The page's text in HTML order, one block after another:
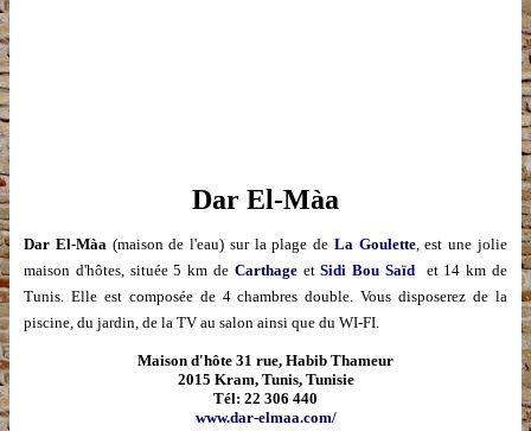
Dar El-Màa
Dar El-Màa(maison de l'eau) sur la plage de La Goulette, est une jolie
maison d'hôtes, située 5 km de CarthageetSidi Bou Saïd et 14 km de
Tunis. Elle est composée de 4 chambres double. Vous disposerez de la
piscine, du jardin, de la TV au salon ainsi que du WI-FI.
Maison d'hôte​ 31 rue, Habib Thameur
2015 Kram, Tunis, Tunisie
Tél: 22 306 440​
www.dar-elmaa.com/